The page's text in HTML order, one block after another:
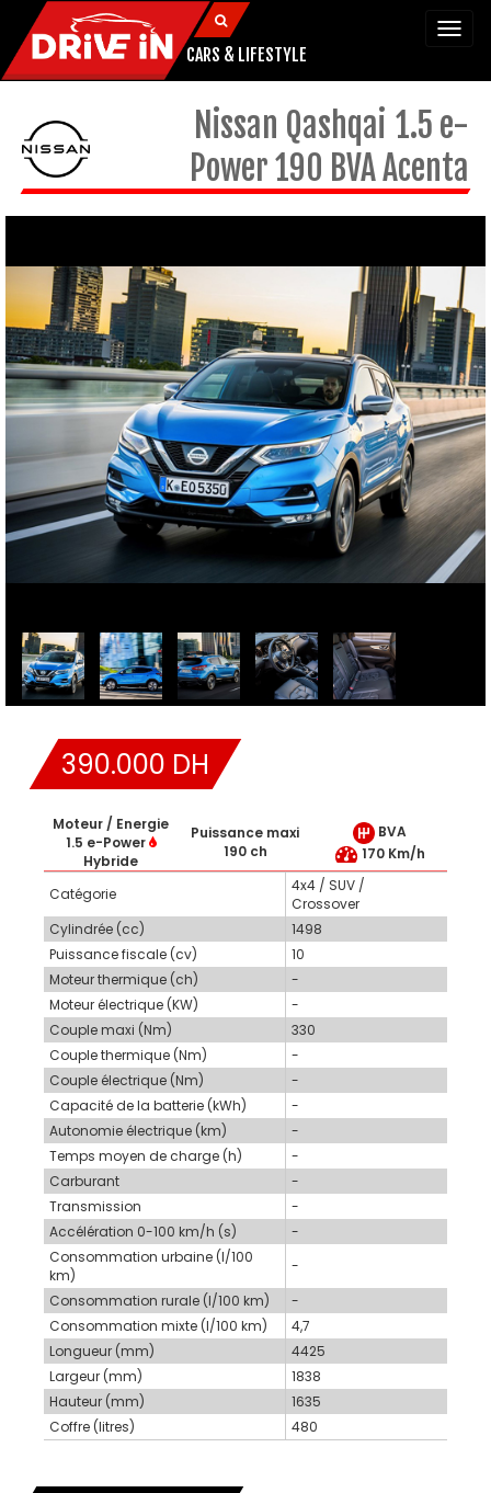
CARS & LIFESTYLE
Nissan Qashqai 1.5 e-
Power 190 BVA Acenta
390.000 DH
Moteur / Energie
1.5 e-Power
Hybride
Puissance maxi
190 ch
BVA
170 Km/h
Catégorie
4x4 / SUV /
Crossover
Cylindrée (cc)
1498
Puissance fiscale (cv)
10
Moteur thermique (ch)
-
Moteur électrique (KW)
-
Couple maxi (Nm)
330
Couple thermique (Nm)
-
Couple électrique (Nm)
-
Capacité de la batterie (kWh)
-
Autonomie électrique (km)
-
Temps moyen de charge (h)
-
Carburant
-
Transmission
-
Accélération 0-100 km/h (s)
-
Consommation urbaine (l/100
km)
-
Consommation rurale (l/100 km)
-
Consommation mixte (l/100 km)
4,7
Longueur (mm)
4425
Largeur (mm)
1838
Hauteur (mm)
1635
Coffre (litres)
480